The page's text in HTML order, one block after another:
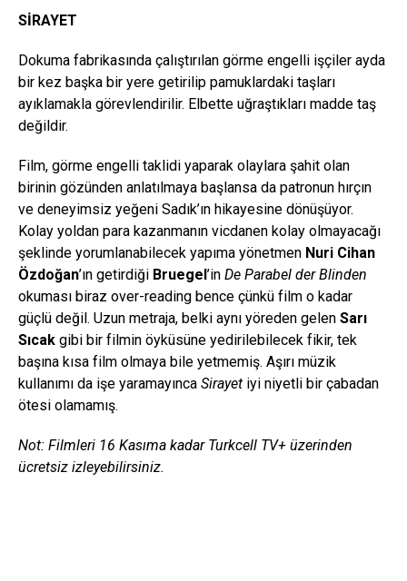
SİRAYET
Dokuma fabrikasında çalıştırılan görme engelli işçiler ayda
bir kez başka bir yere getirilip pamuklardaki taşları
ayıklamakla görevlendirilir. Elbette uğraştıkları madde taş
değildir.
Film, görme engelli taklidi yaparak olaylara şahit olan
birinin gözünden anlatılmaya başlansa da patronun hırçın
ve deneyimsiz yeğeni Sadık’ın hikayesine dönüşüyor.
Kolay yoldan para kazanmanın vicdanen kolay olmayacağı
şeklinde yorumlanabilecek yapıma yönetmen Nuri Cihan
Özdoğan’ın getirdiği Bruegel ’in De Parabel der Blinden
okuması biraz over-reading bence çünkü film o kadar
güçlü değil. Uzun metraja, belki aynı yöreden gelen Sarı
Sıcak gibi bir filmin öyküsüne yedirilebilecek fikir, tek
başına kısa film olmaya bile yetmemiş. Aşırı müzik
kullanımı da işe yaramayınca Sirayet iyi niyetli bir çabadan
ötesi olamamış.
Not: Filmleri 16 Kasıma kadar Turkcell TV+ üzerinden
ücretsiz izleyebilirsiniz.